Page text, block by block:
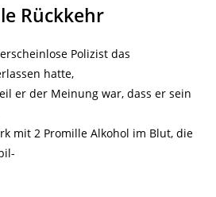
Rückkehr
Polizist das
hatte,
er der Meinung war, dass er sein
mit 2 Promille Alkohol im Blut, die